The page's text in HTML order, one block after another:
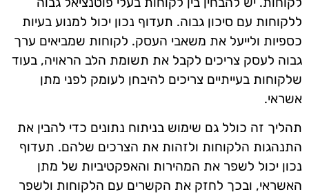
ללקוחות עם סיכון גבוה. תעדוף נכון יכול למנוע בעיות
כספיות ולייעל את משאבי העסק. לקוחות שמביאים ערך
גבוה לעסק צריכים לקבל את תשומת הלב הראויה, בעוד
שלקוחות בעייתיים צריכים להיבחן לעומק לפני מתן
אשראי.
תהליך זה כולל גם שימוש בניתוח נתונים כדי להבין את
התנהגות הלקוחות ולזהות את הצרכים שלהם. תעדוף
נכון יכול לשפר את המהירות והאפקטיביות של מתן
האשראי, ובכך לחזק את הקשרים עם הלקוחות ולשפר